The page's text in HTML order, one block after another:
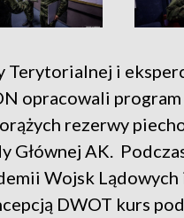
i
opracowali
rezerwy
Głównej AK.
Wojsk
DWOT kurs